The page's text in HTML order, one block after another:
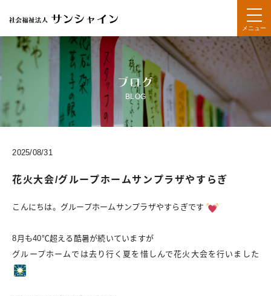
メニュー
ブログ
BLOG
2025/08/31
花火大会/グループホームサンプラザやすらぎ
こんにちは。グループホームサンプラザやすらぎです
8月も40℃超える酷暑が続いていますが
グループホームでは去り行く夏を惜しんで花火大会を行いました